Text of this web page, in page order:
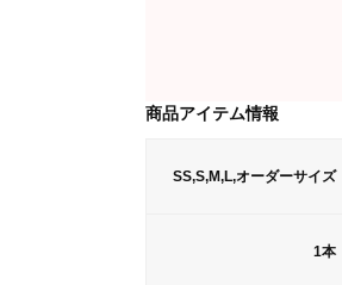
商品アイテム情報
SS,S,M,L,オーダーサイズ
1本